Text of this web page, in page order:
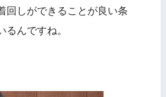
回しができることが良い条
んですね。